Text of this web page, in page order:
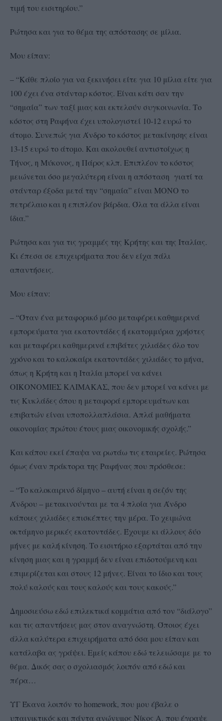
τιμή του εισιτηρίου.”
Ρώτησα και για το θέμα της απόστασης σε μίλια.
Μου είπαν:
– “Κάθε πλοίο για να ξεκινήσει είτε για 10 μίλια είτε για
100 έχει ένα στάνταρ κόστος. Είναι κάτι σαν την
“σημαία” των ταξί μιας και εκτελούν συγκοινωνία. Το
κόστος στη Ραφήνα έχει υπολογιστεί 10-12 ευρώ το
άτομο. Συνεπώς για Άνδρο το κόστος μετακίνησης είναι
13-15 ευρώ το άτομο. Και ακολουθεί αντιστοίχως η
Τήνος, η Μύκονος, η Πάρος κλπ. Επιπλέον το κόστος
μειώνεται όσο μεγαλύτερη είναι η απόσταση γιατί τα
στάνταρ έξοδα μετά την “σημαία” είναι ΜΟΝΟ το
πετρέλαιο και η επιπλέον βάρδια. Όλα τα άλλα είναι
ίδια.”
Ρώτησα και για τις γραμμές της Κρήτης και της Ιταλίας.
Κι έπεσα σε επιχειρήματα που δεν είχα πάλι
απαντήσεις.
Μου είπαν:
– “Όταν ένα μεταφορικό μέσο μεταφέρει καθημερινά
εμπορεύματα για εκατοντάδες ή εκατομμύρια χρήστες
και μεταφέρει καθημερινά επιβάτες χιλιάδες όλο τον
χρόνο και το καλοκαίρι εκατοντάδες χιλιάδες το μήνα,
όπως η Κρήτη και η Ιταλία μπορεί να κάνει
ΟΙΚΟΝΟΜΙΕΣ ΚΛΙΜΑΚΑΣ, που δεν μπορεί να κάνει με
τις Κυκλάδες όπου η μεταφορά εμπορευμάτων και
επιβατών είναι υποπολλαπλάσια. Απλά μαθήματα
οικονομίας πρώτου έτους μιας οικονομικής σχολής.”
Και κάπου εκεί έπαψα να ρωτάω τις εταιρείες. Ρώτησα
όμως έναν πράκτορα της Ραφήνας που πρόσθεσε:
– “Το καλοκαιρινό δίμηνο – αυτή είναι η σεζόν της
Άνδρου – μετακινούνται με τα 4 πλοία για Άνδρο
κάποιες χιλιάδες επισκέπτες την μέρα. Το χειμώνα
οκτάμηνο μερικές εκατοντάδες. Έχουμε κι άλλους δύο
μήνες με καλή κίνηση. Το εισιτήριο εξαρτάται από την
κίνηση μιας και η γραμμή δεν είναι επιδοτούμενη και
επιμερίζεται και στους 12 μήνες. Είναι το ίδιο και τους
πολύ καλούς και τους καλούς και τους κακούς.”
Δημοσιεύσω εδώ επιλεκτικά κομμάτια από τον “διάλογο”
και τις απαντήσεις μας στον αναγνώστη. Όποιος έχει
άλλα καλύτερα επιχειρήματα από όσα μου είπαν και
κατάλαβα ας γράψει. Εμείς κάπου εδώ τελειώσαμε με το
θέμα. Δικός σας ο σχολιασμός λοιπόν από εδώ και
πέρα…
ΥΓ Έκανα λοιπόν το homework, που μου έβαλε ο
υπαινικτικός και πάντα ανώνυμος Νίκος Α. που έγραψε